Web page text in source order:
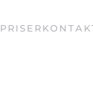
PRISER